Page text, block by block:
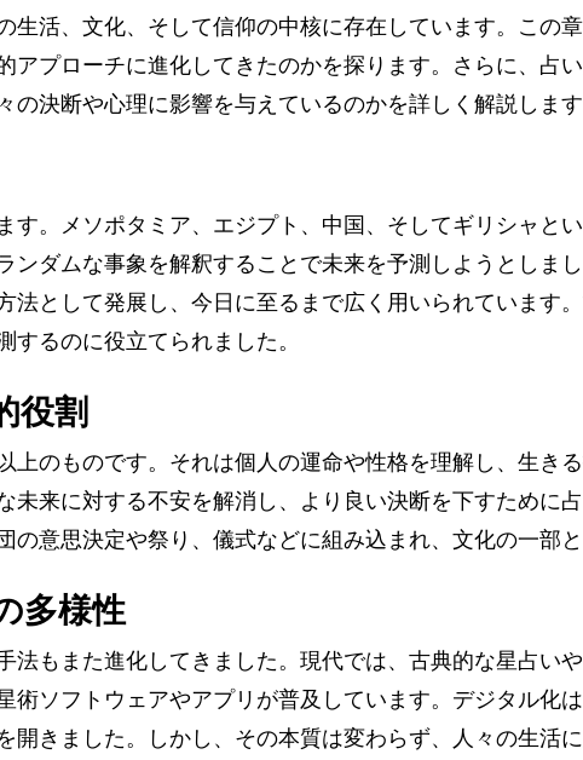
生活、文化、そして信仰の中核に存在しています。この
アプローチに進化してきたのかを探ります。さらに、占
決断や心理に影響を与えているのかを詳しく解説します
す。メソポタミア、エジプト、中国、そしてギリシャと
ンダムな事象を解釈することで未来を予測しようとしま
法として発展し、今日に至るまで広く用いられています
るのに役立てられました。
役割
上のものです。それは個人の運命や性格を理解し、生き
未来に対する不安を解消し、より良い決断を下すために
の意思決定や祭り、儀式などに組み込まれ、文化の一部と
多様性
法もまた進化してきました。現代では、古典的な星占い
術ソフトウェアやアプリが普及しています。デジタル化
開きました。しかし、その本質は変わらず、人々の生活